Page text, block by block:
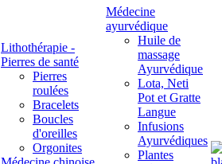
Lithothérapie -
Pierres de santé
Pierres
roulées
Bracelets
Boucles
d'oreilles
Orgonites
Médecine
ayurvédique
Huile de
massage
Ayurvédique
Lota, Neti
Pot et Gratte
Langue
Infusions
Ayurvédiques
Plantes